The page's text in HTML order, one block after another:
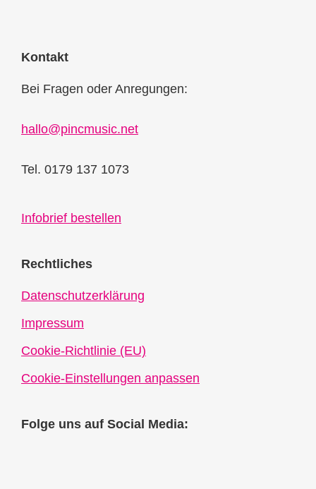
Kontakt
Bei Fragen oder Anregungen:
hallo@pincmusic.net
Tel. 0179 137 1073
Infobrief bestellen
Rechtliches
Datenschutzerklärung
Impressum
Cookie-Richtlinie (EU)
Cookie-Einstellungen anpassen
Folge uns auf Social Media: